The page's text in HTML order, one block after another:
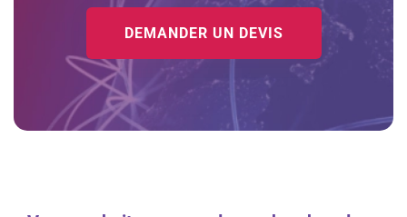
DEMANDER UN DEVIS